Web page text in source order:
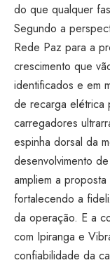
do que qualquer
Segundo a
Rede Paz para a
crescimento que
identificados e em
de recarga elétrica
carregadores
espinha dorsal da
desenvolvimento
ampliem a
fortalecendo a
da operação. E a
com Ipiranga e
confiabilidade da